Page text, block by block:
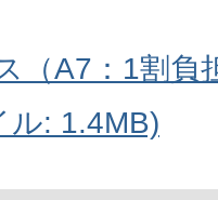
（A7：1割負
ル: 1.4MB)